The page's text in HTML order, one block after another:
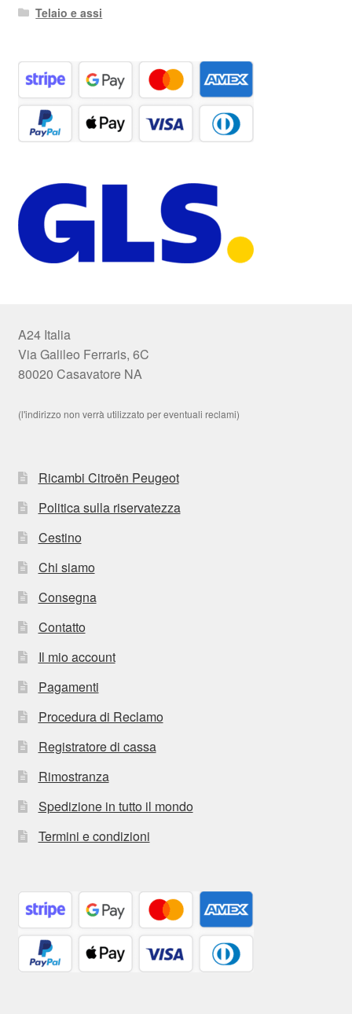
Telaio e assi
A24 Italia
Via Galileo Ferraris, 6C
80020 Casavatore NA
(l'indirizzo non verrà utilizzato per eventuali reclami)
Ricambi Citroën Peugeot
Politica sulla riservatezza
Cestino
Chi siamo
Consegna
Contatto
Il mio account
Pagamenti
Procedura di Reclamo
Registratore di cassa
Rimostranza
Spedizione in tutto il mondo
Termini e condizioni